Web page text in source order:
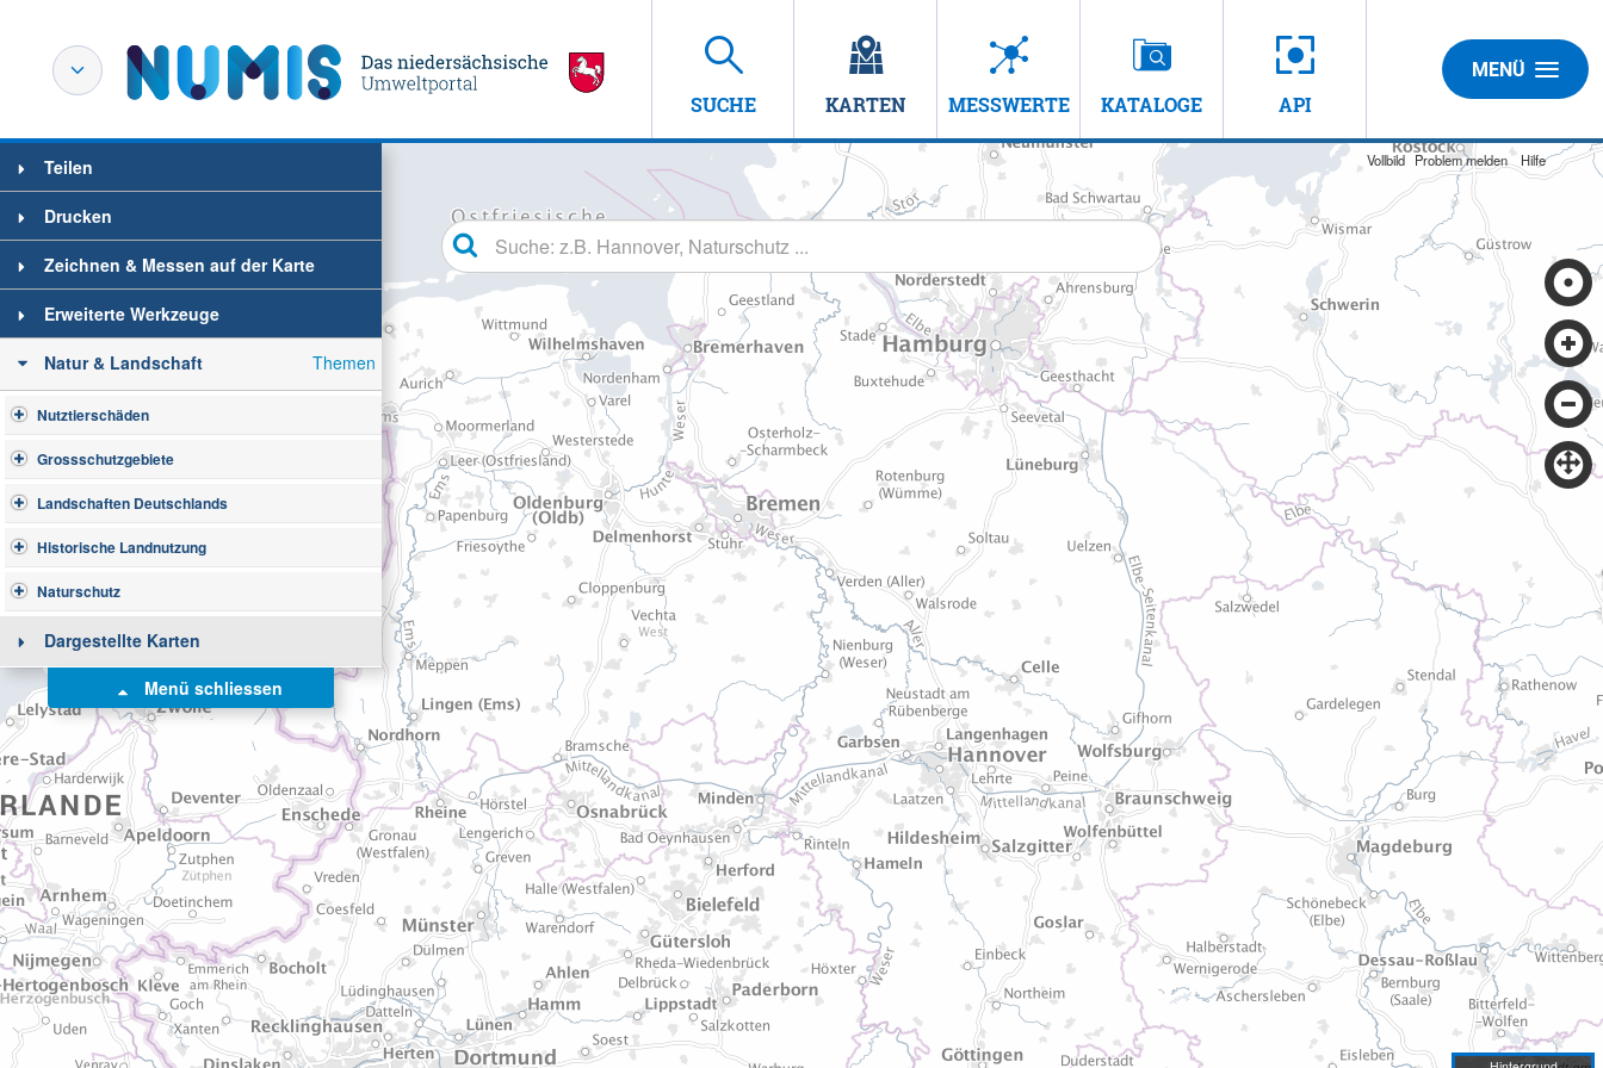
SUCHE KARTEN MESSWERTE KATALOGE API
MENÜ